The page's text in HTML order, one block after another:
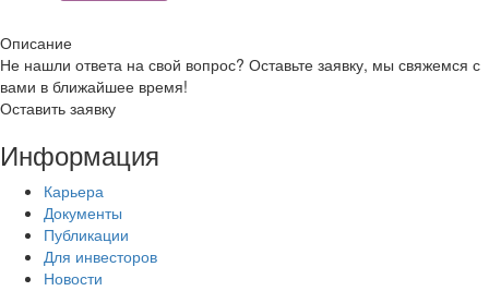
Описание
Не нашли ответа на свой вопрос? Оставьте заявку, мы свяжемся с
вами в ближайшее время!
Оставить заявку
Информация
Карьера
Документы
Публикации
Для инвесторов
Новости